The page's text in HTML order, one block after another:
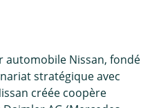
automobile Nissan, fondé
stratégique avec
créée coopère